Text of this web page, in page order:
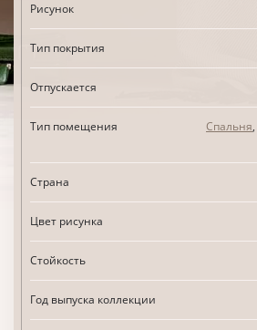
Рисунок
Тип покрытия
Отпускается
Тип помещения Спальня,
Страна
Цвет рисунка
Стойкость
Год выпуска коллекции